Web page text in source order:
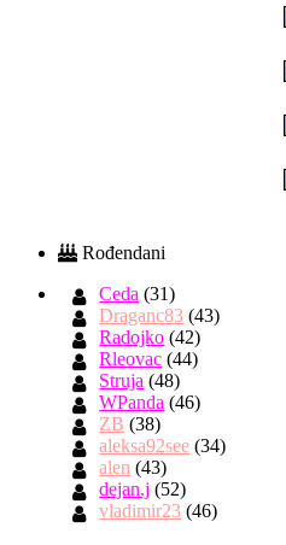
Rođendani
Ceda (31)
Draganc83 (43)
Radojko (42)
Rleovac (44)
Struja (48)
WPanda (46)
ZB (38)
aleksa92see (34)
alen (43)
dejan.j (52)
vladimir23 (46)